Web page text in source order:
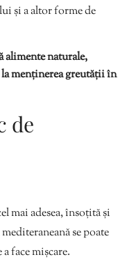
și a altor forme de
alimente naturale,
menținerea greutății în
de
mai adesea, însoțită și
se poate
face mișcare.